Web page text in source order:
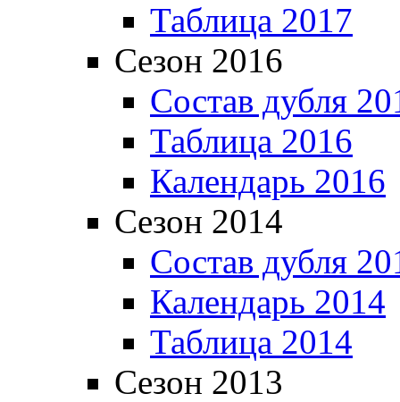
Таблица 2017
Сезон 2016
Состав дубля
Таблица 2016
Календарь 2016
Сезон 2014
Состав дубля
Календарь 2014
Таблица 2014
Сезон 2013